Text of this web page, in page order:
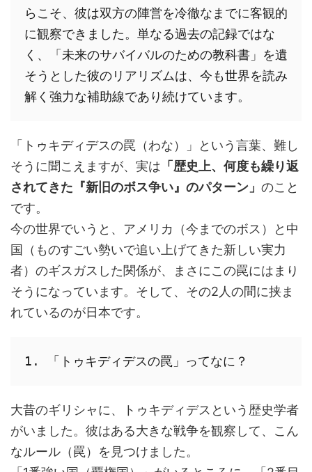
らこそ、彼は双方の陣営を冷徹なまでに客観的
に観察できました。単なる過去の記録ではな
く、「未来のサバイバルのための教科書」を遺
そうとした彼のリアリズムは、今も世界を読み
解く強力な補助線であり続けています。
「トゥキディデスの罠（わな）」という言葉、難し
そうに聞こえますが、実は 「歴史上、何度も繰り返
されてきた『新旧のボス争い』のパターン」 のこと
です。
今の世界でいうと、アメリカ（今までのボス）と中
国（ものすごい勢いで追い上げてきた新しい実力
者）のギスガスした関係が、まさにこの罠にはまり
そうになっています。そして、その2人の間に挟ま
れているのが日本です。
1. 「トゥキディデスの罠」ってなに？
大昔のギリシャに、トゥキディデスという歴史学者
がいました。彼はある大きな戦争を観察して、こん
なルール（罠）を見つけました。